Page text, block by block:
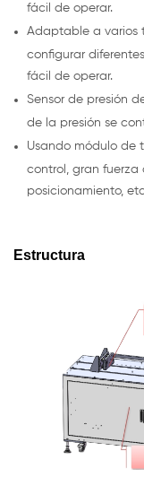
fácil de operar.
Adaptable a varios
configurar
fácil de operar.
Sensor de presión
de la presión se
Usando módulo de
control, gran fuerza
posicionamiento,
Estructura